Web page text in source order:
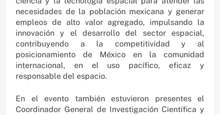
necesidades de la población mexicana y generar
empleos de alto valor agregado, impulsando la
innovación y el desarrollo del sector espacial,
contribuyendo a la competitividad y al
posicionamiento de México en la comunidad
internacional, en el uso pacífico, eficaz y
responsable del espacio.
En el evento también estuvieron presentes el
Coordinador General de Investigación Científica y